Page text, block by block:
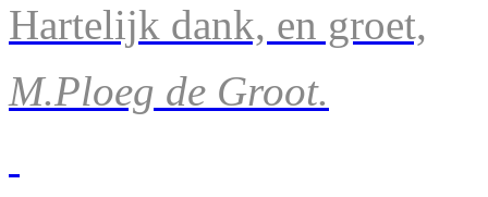
Hartelijk dank, en groet,
M.Ploeg de Groot.